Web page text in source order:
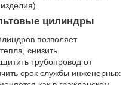
цилиндры
позволяет
снизить
трубопровод от
срок службы инженерных